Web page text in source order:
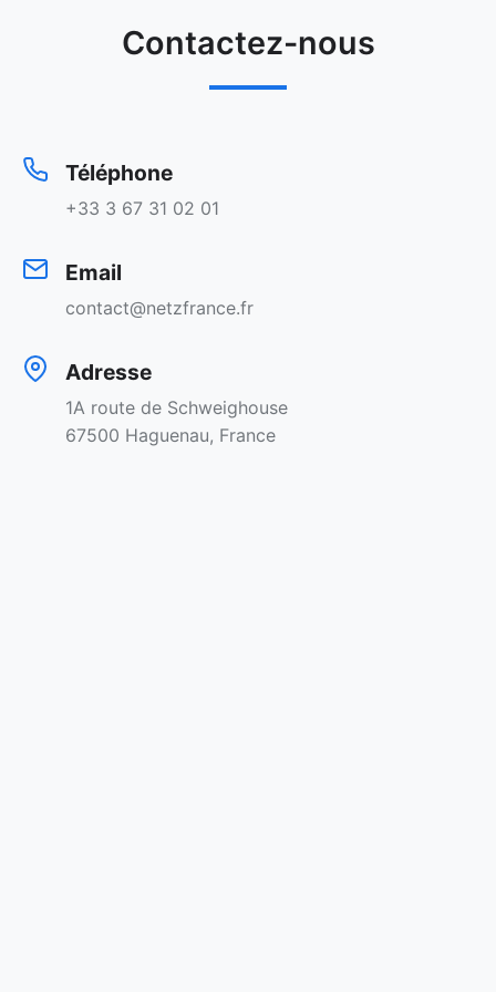
Contactez-nous
Téléphone
+33 3 67 31 02 01
Email
contact@netzfrance.fr
Adresse
1A route de Schweighouse
67500 Haguenau, France